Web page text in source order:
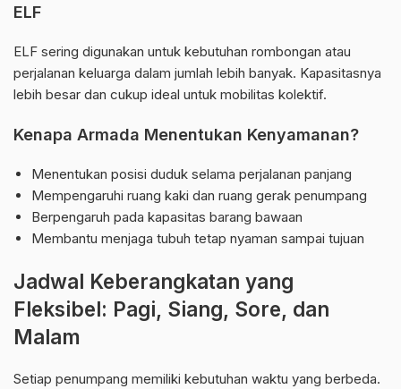
ELF
ELF sering digunakan untuk kebutuhan rombongan atau
perjalanan keluarga dalam jumlah lebih banyak. Kapasitasnya
lebih besar dan cukup ideal untuk mobilitas kolektif.
Kenapa Armada Menentukan Kenyamanan?
Menentukan posisi duduk selama perjalanan panjang
Mempengaruhi ruang kaki dan ruang gerak penumpang
Berpengaruh pada kapasitas barang bawaan
Membantu menjaga tubuh tetap nyaman sampai tujuan
Jadwal Keberangkatan yang
Fleksibel: Pagi, Siang, Sore, dan
Malam
Setiap penumpang memiliki kebutuhan waktu yang berbeda.